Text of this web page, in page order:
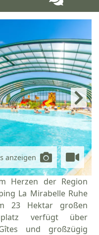
anzeigen
Herzen der Region
La Mirabelle Ruhe
23 Hektar großen
verfügt über
und großzügig